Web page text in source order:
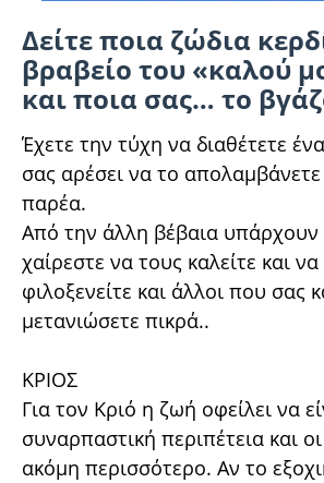
Δείτε ποια ζώδια
βραβείο του «καλού
και ποια σας… το
Έχετε την τύχη να διαθέτετε
σας αρέσει να το απολαμβάνετε
παρέα.
Από την άλλη βέβαια
χαίρεστε να τους καλείτε και
φιλοξενείτε και άλλοι που σας
μετανιώσετε πικρά..
ΚΡΙΟΣ
Για τον Κριό η ζωή οφείλει να
συναρπαστική περιπέτεια και
ακόμη περισσότερο. Αν το